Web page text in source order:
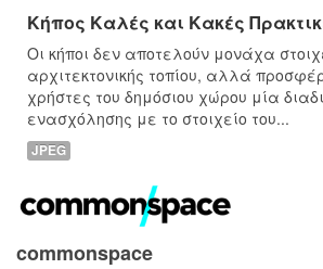
Κήπος Καλές και Κακές
Οι κήποι δεν αποτελούν μονάχα
αρχιτεκτονικής τοπίου, αλλά
χρήστες του δημόσιου χώρου μία
ενασχόλησης με το στοιχείο του...
JPEG
commonspace